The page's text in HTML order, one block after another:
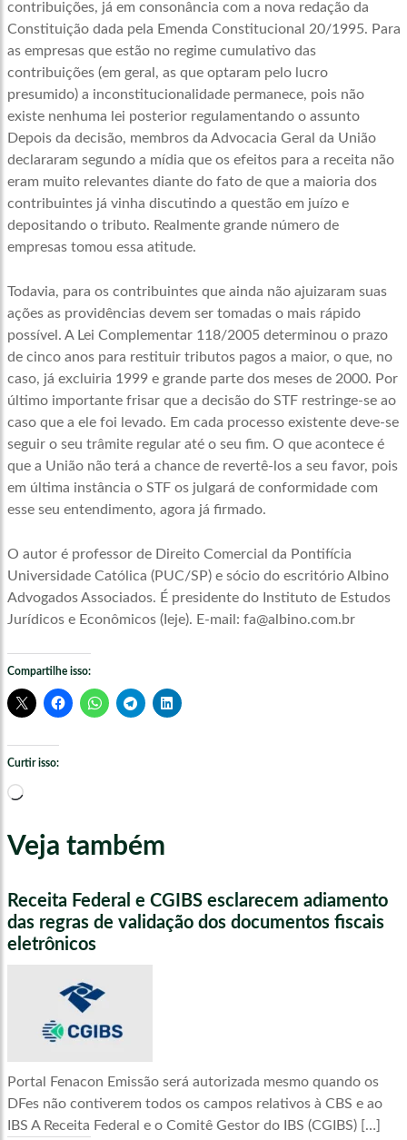
contribuições, já em consonância com a nova redação da
Constituição dada pela Emenda Constitucional 20/1995. Para
as empresas que estão no regime cumulativo das
contribuições (em geral, as que optaram pelo lucro
presumido) a inconstitucionalidade permanece, pois não
existe nenhuma lei posterior regulamentando o assunto
Depois da decisão, membros da Advocacia Geral da União
declararam segundo a mídia que os efeitos para a receita não
eram muito relevantes diante do fato de que a maioria dos
contribuintes já vinha discutindo a questão em juízo e
depositando o tributo. Realmente grande número de
empresas tomou essa atitude.
Todavia, para os contribuintes que ainda não ajuizaram suas
ações as providências devem ser tomadas o mais rápido
possível. A Lei Complementar 118/2005 determinou o prazo
de cinco anos para restituir tributos pagos a maior, o que, no
caso, já excluiria 1999 e grande parte dos meses de 2000. Por
último importante frisar que a decisão do STF restringe-se ao
caso que a ele foi levado. Em cada processo existente deve-se
seguir o seu trâmite regular até o seu fim. O que acontece é
que a União não terá a chance de revertê-los a seu favor, pois
em última instância o STF os julgará de conformidade com
esse seu entendimento, agora já firmado.
O autor é professor de Direito Comercial da Pontifícia
Universidade Católica (PUC/SP) e sócio do escritório Albino
Advogados Associados. É presidente do Instituto de Estudos
Jurídicos e Econômicos (Ieje). E-mail: fa@albino.com.br
Compartilhe isso:
Curtir isso:
Carregando...
Veja também
Receita Federal e CGIBS esclarecem adiamento
das regras de validação dos documentos fiscais
eletrônicos
Portal Fenacon Emissão será autorizada mesmo quando os
DFes não contiverem todos os campos relativos à CBS e ao
IBS A Receita Federal e o Comitê Gestor do IBS (CGIBS) […]